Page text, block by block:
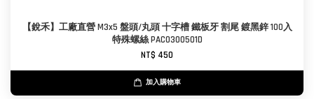
【銳禾】工廠直營 M3x5 盤頭/丸頭 十字槽 鐵板牙 割尾 鍍黑鋅 100入
特殊螺絲 PAC0300501D
NT$ 450
加入購物車